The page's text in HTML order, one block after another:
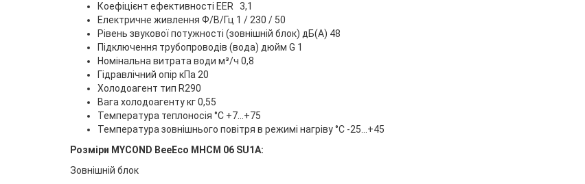
Коефіцієнт ефективності EER 3,1
Електричне живлення Ф/В/Гц 1 / 230 / 50
Рівень звукової потужності (зовнішній блок) дБ(А) 48
Підключення трубопроводів (вода) дюйм G 1
Номінальна витрата води м³/ч 0,8
Гідравлічний опір кПа 20
Холодоагент тип R290
Вага холодоагенту кг 0,55
Температура теплоносія °С +7…+75
Температура зовнішнього повітря в режимі нагріву °С -25...+45
Розміри MYCOND BeeEco MHCM 06 SU1A:
Зовнішній блок